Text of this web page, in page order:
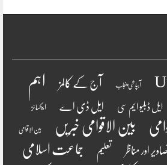
آبپاشی پنجاب آج کے کالمز
اہم
ایل ڈبلیو ایم سی ایل ڈی اے ایکسائز
بین الاقوامی خبریں بین الاقوامی
اور مناظر تعلیم
جماعت اسلامی